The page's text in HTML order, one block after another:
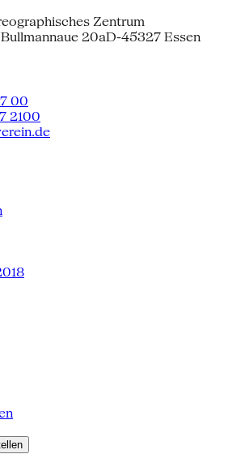
Zentrum
Bullmannaue 20aD-45327 Essen
00
2100